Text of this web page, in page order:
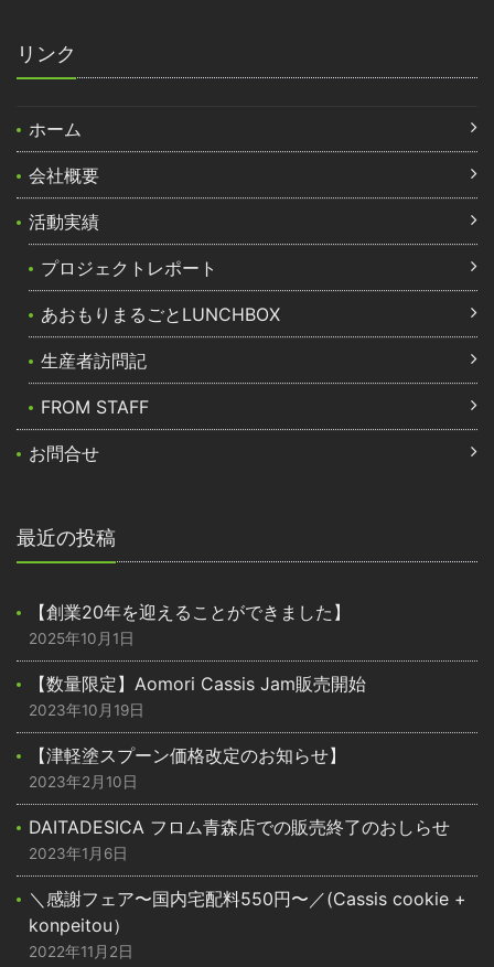
リンク
ホーム
会社概要
活動実績
プロジェクトレポート
あおもりまるごとLUNCHBOX
生産者訪問記
FROM STAFF
お問合せ
最近の投稿
【創業20年を迎えることができました】
2025年10月1日
【数量限定】Aomori Cassis Jam販売開始
2023年10月19日
【津軽塗スプーン価格改定のお知らせ】
2023年2月10日
DAITADESICA フロム青森店での販売終了のおしらせ
2023年1月6日
＼感謝フェア〜国内宅配料550円〜／(Cassis cookie +
konpeitou）
2022年11月2日